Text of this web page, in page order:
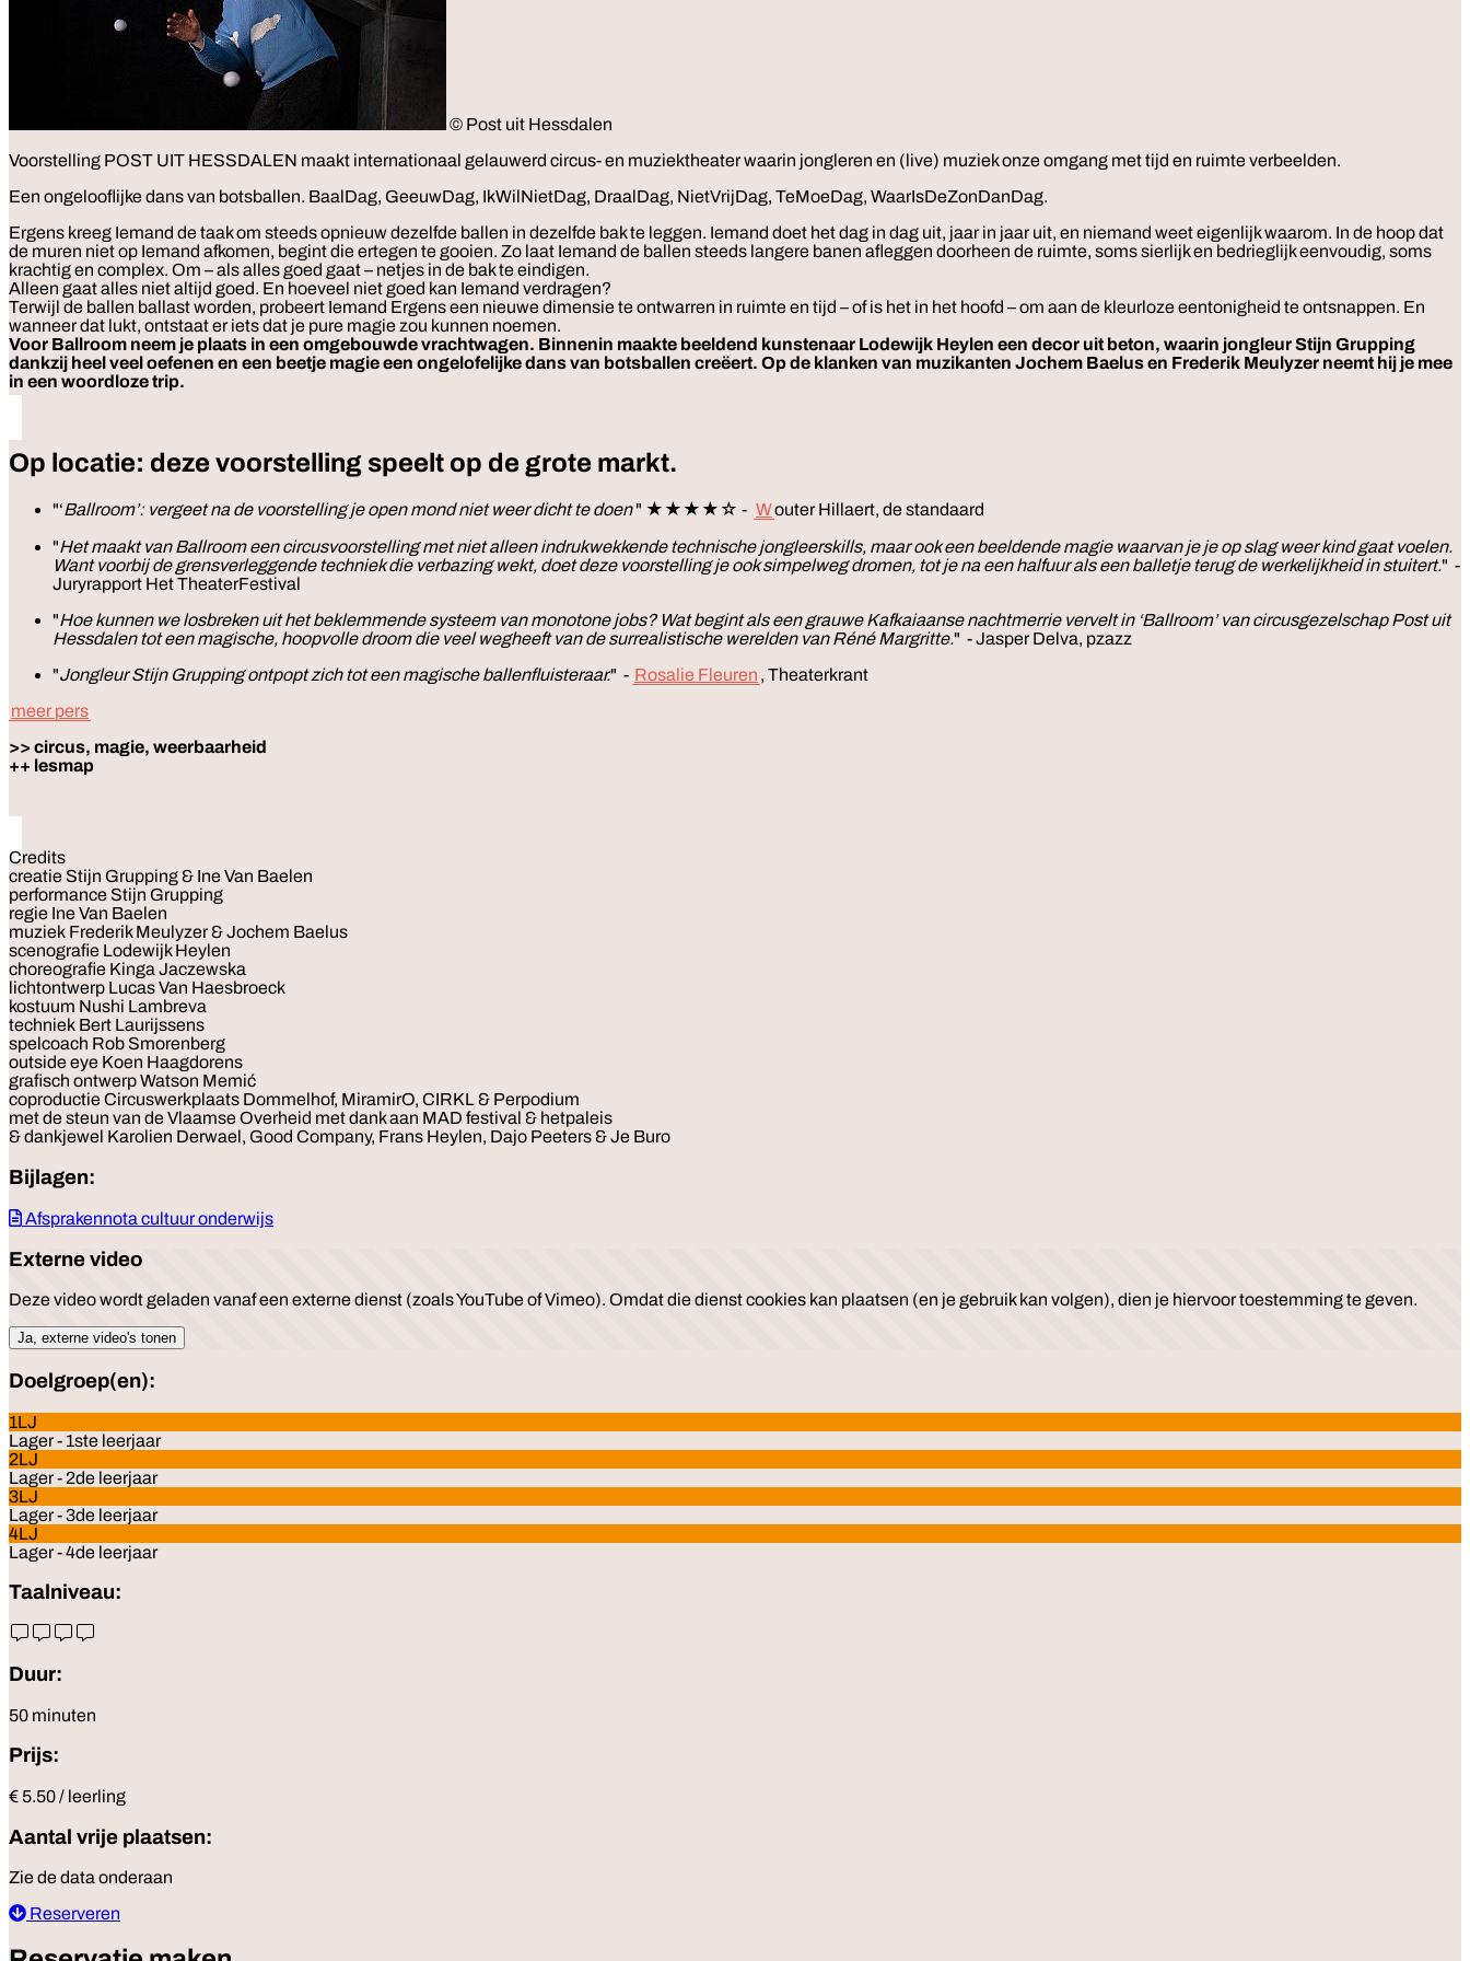
© Post uit Hessdalen
Voorstelling POST UIT HESSDALEN maakt internationaal gelauwerd circus- en muziektheater waarin jongleren en (live) muziek onze omgang met tijd en ruimte verbeelden.
Een ongelooflijke dans van botsballen. BaalDag, GeeuwDag, IkWilNietDag, DraalDag, NietVrijDag, TeMoeDag, WaarIsDeZonDanDag.
Ergens kreeg Iemand de taak om steeds opnieuw dezelfde ballen in dezelfde bak te leggen. Iemand doet het dag in dag uit, jaar in jaar uit, en niemand weet eigenlijk waarom. In de hoop dat
de muren niet op Iemand afkomen, begint die ertegen te gooien. Zo laat Iemand de ballen steeds langere banen afleggen doorheen de ruimte, soms sierlijk en bedrieglijk eenvoudig, soms
krachtig en complex. Om – als alles goed gaat – netjes in de bak te eindigen.
Alleen gaat alles niet altijd goed. En hoeveel niet goed kan Iemand verdragen?
Terwijl de ballen ballast worden, probeert Iemand Ergens een nieuwe dimensie te ontwarren in ruimte en tijd – of is het in het hoofd – om aan de kleurloze eentonigheid te ontsnappen. En
wanneer dat lukt, ontstaat er iets dat je pure magie zou kunnen noemen.
Voor Ballroom neem je plaats in een omgebouwde vrachtwagen. Binnenin maakte beeldend kunstenaar Lodewijk Heylen een decor uit beton, waarin jongleur Stijn Grupping
dankzij heel veel oefenen en een beetje magie een ongelofelijke dans van botsballen creëert. Op de klanken van muzikanten Jochem Baelus en Frederik Meulyzer neemt hij je mee
in een woordloze trip.
Op locatie: deze voorstelling speelt op de grote markt.
"‘Ballroom’: vergeet na de voorstelling je open mond niet weer dicht te doen" ★★★★☆ - Wouter Hillaert, de standaard
"Het maakt van Ballroom een circusvoorstelling met niet alleen indrukwekkende technische jongleerskills, maar ook een beeldende magie waarvan je je op slag weer kind gaat voelen.
Want voorbij de grensverleggende techniek die verbazing wekt, doet deze voorstelling je ook simpelweg dromen, tot je na een halfuur als een balletje terug de werkelijkheid in stuitert." -
Juryrapport Het TheaterFestival
"Hoe kunnen we losbreken uit het beklemmende systeem van monotone jobs? Wat begint als een grauwe Kafkaiaanse nachtmerrie vervelt in ‘Ballroom’ van circusgezelschap Post uit
Hessdalen tot een magische, hoopvolle droom die veel wegheeft van de surrealistische werelden van Réné Margritte." - Jasper Delva, pzazz
"Jongleur Stijn Grupping ontpopt zich tot een magische ballenfluisteraar." - Rosalie Fleuren , Theaterkrant
meer pers
>> circus, magie, weerbaarheid
++ lesmap
Credits
creatie Stijn Grupping & Ine Van Baelen
performance Stijn Grupping
regie Ine Van Baelen
muziek Frederik Meulyzer & Jochem Baelus
scenografie Lodewijk Heylen
choreografie Kinga Jaczewska
lichtontwerp Lucas Van Haesbroeck
kostuum Nushi Lambreva
techniek Bert Laurijssens
spelcoach Rob Smorenberg
outside eye Koen Haagdorens
grafisch ontwerp Watson Memić
coproductie Circuswerkplaats Dommelhof, MiramirO, CIRKL & Perpodium
met de steun van de Vlaamse Overheid met dank aan MAD festival & hetpaleis
& dankjewel Karolien Derwael, Good Company, Frans Heylen, Dajo Peeters & Je Buro
Bijlagen:
Afsprakennota cultuur onderwijs
Externe video
Deze video wordt geladen vanaf een externe dienst (zoals YouTube of Vimeo). Omdat die dienst cookies kan plaatsen (en je gebruik kan volgen), dien je hiervoor toestemming te geven.
Ja, externe video's tonen
Doelgroep(en):
1LJ
Lager - 1ste leerjaar
2LJ
Lager - 2de leerjaar
3LJ
Lager - 3de leerjaar
4LJ
Lager - 4de leerjaar
Taalniveau:
Duur:
50 minuten
Prijs:
€ 5.50 / leerling
Aantal vrije plaatsen:
Zie de data onderaan
Reserveren